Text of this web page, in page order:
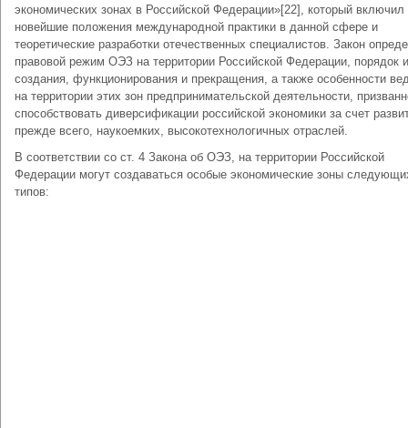
экономических зонах в Российской Федерации»[22], который включил
новейшие положения международной практики в данной сфере и
теоретические разработки отечественных специалистов. Закон
правовой режим ОЭЗ на территории Российской Федерации, порядок
создания, функционирования и прекращения, а также особенности
на территории этих зон предпринимательской деятельности,
способствовать диверсификации российской экономики за счет
прежде всего, наукоемких, высокотехнологичных отраслей.
В соответствии со ст. 4 Закона об ОЭЗ, на территории Российской
Федерации могут создаваться особые экономические зоны
типов: